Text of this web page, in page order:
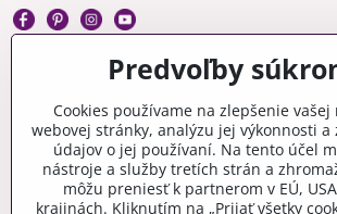
Gravírovanie
Materiály na
Videonávody
Blog
Predvoľby
Cookies používame na zlepšenie
webovej stránky, analýzu jej výkonnosti
údajov o jej používaní. Na tento účel
nástroje a služby tretích strán a
môžu preniesť k partnerom v EÚ,
krajinách. Kliknutím na „Prijať všetky